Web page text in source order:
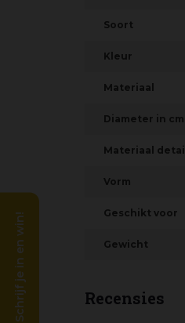
Soort
Kleur
Materiaal
Diameter in cm
Materiaal detail
Vorm
Geschikt voor
Gewicht
Recensies
Schrijf je in en win!